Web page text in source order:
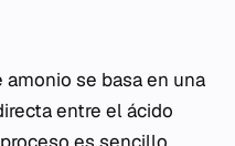
se basa en una
entre el ácido